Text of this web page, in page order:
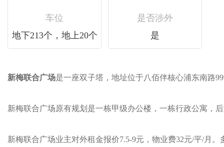
车位
地下213个，地上20个
是否涉外
是
新梅联合广场是一座双子塔，地址位于八佰伴核心浦东南路999
新梅联合广场原有规划是一栋甲级办公楼，一栋行政公寓，
新梅联合广场业主对外租金报价7.5-9元，物业费32元/平/月。